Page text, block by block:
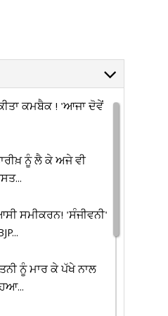
ਕਮਬੈਕ ! 'ਆਜਾ ਦੋਵੇਂ
ਨੂੰ ਲੈ ਕੇ ਅਜੇ ਵੀ
ਸਮੀਕਰਨ! 'ਸੰਜੀਵਨੀ'
ਨੂੰ ਮਾਰ ਕੇ ਪੱਖੇ ਨਾਲ